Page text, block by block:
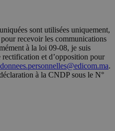
sont utilisées uniquement,
recevoir les communications
à la loi 09-08, je suis
rectification et d’opposition pour
donnees.personnelles@edicom.ma.
à la CNDP sous le N°